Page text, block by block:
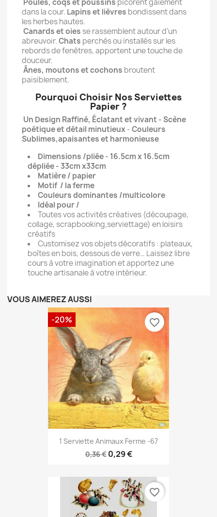
Poules, coqs et poussins picorent gaiement
dans la cour. Lapins et lièvres bondissent dans
les herbes hautes.
Canards et oies se rassemblent autour d’un
abreuvoir.Chats perchés ou installés sur les
rebords de fenêtres, apportent une touche de
douceur.
Ânes, moutons et cochons broutent
paisiblement.
Pourquoi Choisir Nos Serviettes
Papier ?
Un Design Raffiné, Éclatant et vivant - Scène
poétiqueet détail minutieux-Couleurs
Sublimes,apaisantes et harmonieuse
Dimensions /pliée - 16.5cm x 16.5cm
dépliée - 33cm x33cm
Matière / papier
Motif / la ferme
Couleurs dominantes /multicolore
Idéal pour /
Toutes vos activités créatives (découpage,
collage, scrapbooking,serviettage) en loisirs
créatifs
Customisez vos objets décoratifs : plateaux,
boîtes en bois, dessous de verre… Laissez libre
cours à votre imagination et apportez une
touche artisanale à votre intérieur.
VOUS AIMEREZ AUSSI
1 Serviette Animaux Ferme -67
0,36 € 0,29 €
-20% favorite_border
favorite_border